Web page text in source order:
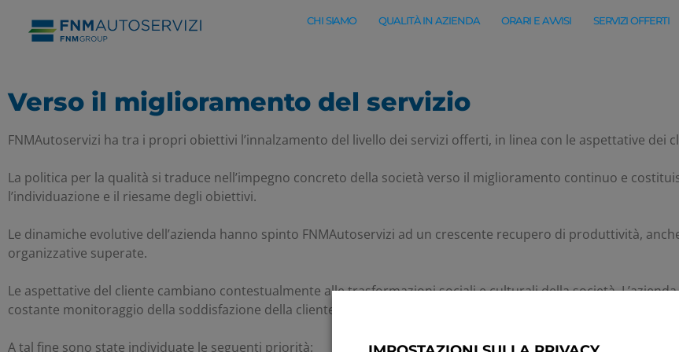
CHI SIAMO QUALITÀ IN AZIENDA ORARI E AVVISI SERVIZI OFFERTI
Verso il miglioramento del servizio
FNMAutoservizi ha tra i propri obiettivi l’innalzamento del livello dei servizi offerti, in linea con le aspettative dei
La politica per la qualità si traduce nell’impegno concreto della società verso il miglioramento continuo e
l’individuazione e il riesame degli obiettivi.
Le dinamiche evolutive dell’azienda hanno spinto FNMAutoservizi ad un crescente recupero di produttività,
organizzative superate.
Le aspettative del cliente cambiano contestualmente alle trasformazioni sociali e culturali della società.
costante monitoraggio della soddisfazione della clientela finalizzato ad una revisione “di qualità” del servizio
A tal fine sono state individuate le seguenti priorità: